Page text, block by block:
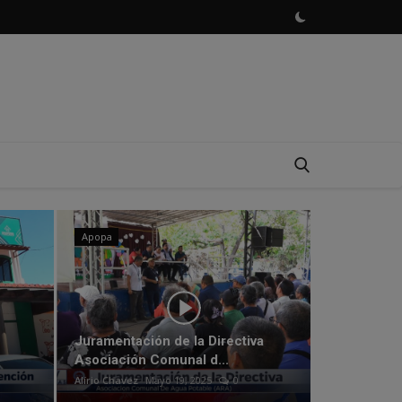
Apopa
Juramentación de la Directiva
Asociación Comunal d...
Alírio Chavez Mayo 19, 2025 0